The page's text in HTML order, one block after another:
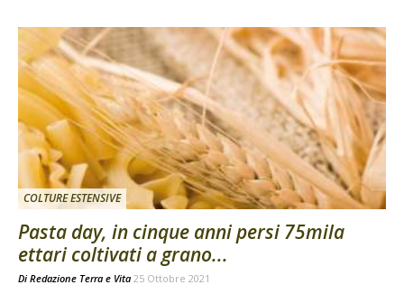
COLTURE ESTENSIVE
Pasta day, in cinque anni persi 75mila
ettari coltivati a grano...
Di Redazione Terra e Vita 25 Ottobre 2021